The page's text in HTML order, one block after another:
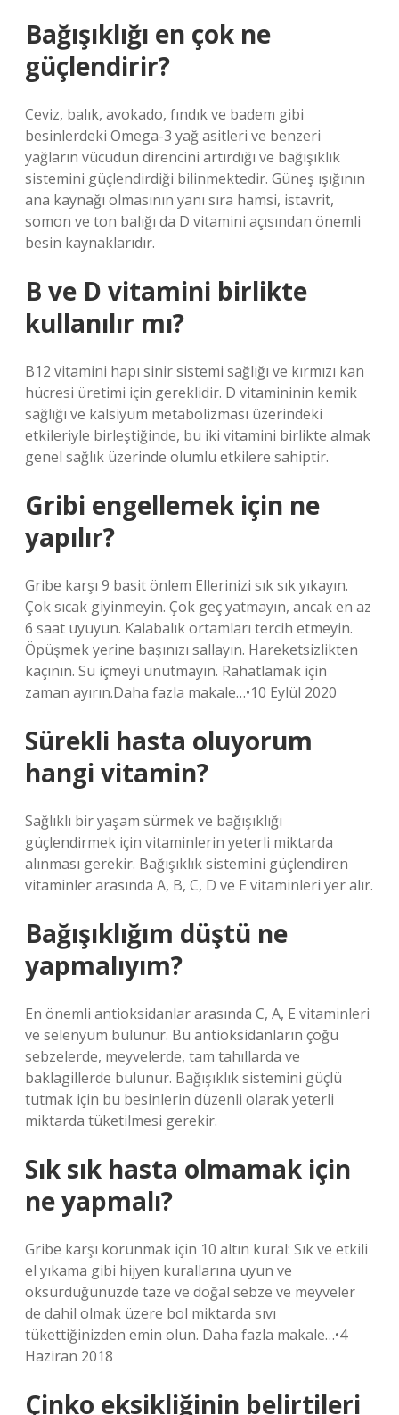
Bağışıklığı en çok ne
güçlendirir?
Ceviz, balık, avokado, fındık ve badem gibi
besinlerdeki Omega-3 yağ asitleri ve benzeri
yağların vücudun direncini artırdığı ve bağışıklık
sistemini güçlendirdiği bilinmektedir. Güneş ışığının
ana kaynağı olmasının yanı sıra hamsi, istavrit,
somon ve ton balığı da D vitamini açısından önemli
besin kaynaklarıdır.
B ve D vitamini birlikte
kullanılır mı?
B12 vitamini hapı sinir sistemi sağlığı ve kırmızı kan
hücresi üretimi için gereklidir. D vitamininin kemik
sağlığı ve kalsiyum metabolizması üzerindeki
etkileriyle birleştiğinde, bu iki vitamini birlikte almak
genel sağlık üzerinde olumlu etkilere sahiptir.
Gribi engellemek için ne
yapılır?
Gribe karşı 9 basit önlem Ellerinizi sık sık yıkayın.
Çok sıcak giyinmeyin. Çok geç yatmayın, ancak en az
6 saat uyuyun. Kalabalık ortamları tercih etmeyin.
Öpüşmek yerine başınızı sallayın. Hareketsizlikten
kaçının. Su içmeyi unutmayın. Rahatlamak için
zaman ayırın.Daha fazla makale…•10 Eylül 2020
Sürekli hasta oluyorum
hangi vitamin?
Sağlıklı bir yaşam sürmek ve bağışıklığı
güçlendirmek için vitaminlerin yeterli miktarda
alınması gerekir. Bağışıklık sistemini güçlendiren
vitaminler arasında A, B, C, D ve E vitaminleri yer alır.
Bağışıklığım düştü ne
yapmalıyım?
En önemli antioksidanlar arasında C, A, E vitaminleri
ve selenyum bulunur. Bu antioksidanların çoğu
sebzelerde, meyvelerde, tam tahıllarda ve
baklagillerde bulunur. Bağışıklık sistemini güçlü
tutmak için bu besinlerin düzenli olarak yeterli
miktarda tüketilmesi gerekir.
Sık sık hasta olmamak için
ne yapmalı?
Gribe karşı korunmak için 10 altın kural: Sık ve etkili
el yıkama gibi hijyen kurallarına uyun ve
öksürdüğünüzde taze ve doğal sebze ve meyveler
de dahil olmak üzere bol miktarda sıvı
tükettiğinizden emin olun. Daha fazla makale…•4
Haziran 2018
Çinko eksikliğinin belirtileri